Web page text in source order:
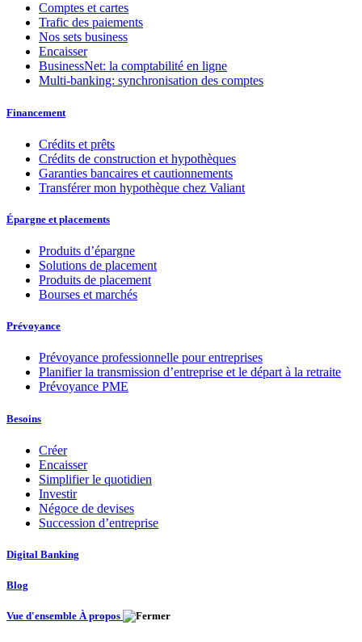
Comptes et cartes
Trafic des paiements
Nos sets business
Encaisser
BusinessNet: la comptabilité en ligne
Multi-banking: synchronisation des comptes
Financement
Crédits et prêts
Crédits de construction et hypothèques
Garanties bancaires et cautionnements
Transférer mon hypothèque chez Valiant
Épargne et placements
Produits d’épargne
Solutions de placement
Produits de placement
Bourses et marchés
Prévoyance
Prévoyance professionnelle pour entreprises
Planifier la transmission d’entreprise et le départ à la retraite
Prévoyance PME
Besoins
Créer
Encaisser
Simplifier le quotidien
Investir
Négoce de devises
Succession d’entreprise
Digital Banking
Blog
Vue d'ensemble À propos